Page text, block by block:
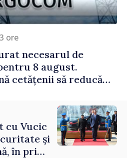
ore
necesarul de
8 august.
cetățenii să reducă
cu Vucic
și
în prima